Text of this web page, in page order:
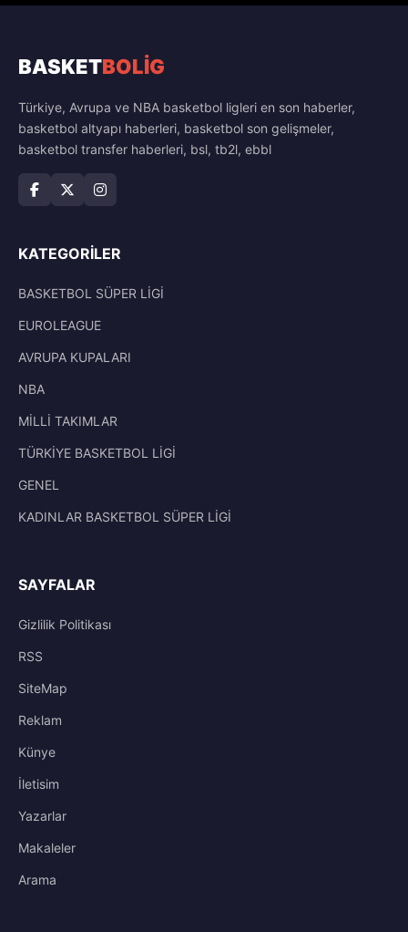
BASKETBOLİG
Türkiye, Avrupa ve NBA basketbol ligleri en son haberler,
basketbol altyapı haberleri, basketbol son gelişmeler,
basketbol transfer haberleri, bsl, tb2l, ebbl
KATEGORILER
BASKETBOL SÜPER LİGİ
EUROLEAGUE
AVRUPA KUPALARI
NBA
MİLLİ TAKIMLAR
TÜRKİYE BASKETBOL LİGİ
GENEL
KADINLAR BASKETBOL SÜPER LİGİ
SAYFALAR
Gizlilik Politikası
RSS
SiteMap
Reklam
Künye
İletisim
Yazarlar
Makaleler
Arama